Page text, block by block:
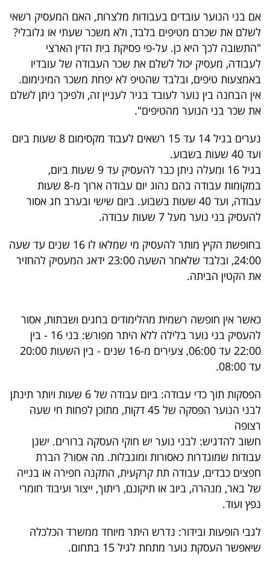
פרסמו
באייס
עקבו
אחרינו:
אם בני הנוער עובדים בעבודות מלצרות, האם המעסיק רשאי
לשלם את שכרם מטיפים בלבד, ולא משכר שעתי או גלובלי?
"התשובה לכך היא כן. על-פי פסיקת בית הדין הארצי
לעבודה, מעסיק יכול לשלם את שכר העבודה של עובדיו
באמצעות טיפים, ובלבד שהטיפ לא יפחת משכר המינימום.
אין הבחנה בין נוער לעובד בגיר לעניין זה, ולפיכך ניתן לשלם
את שכר בני הנוער מהטיפים".
נערים בגיל 14 עד 15 רשאים לעבוד מקסימום 8 שעות ביום
ועד 40 שעות בשבוע.
בגיל 16 ומעלה ניתן כבר להעסיק עד 9 שעות ביום,
במקומות עבודה בהם נהוג יום עבודה ארוך מ-8 שעות
עבודה, ועד 40 שעות בשבוע. ביום שישי ובערב חג אסור
להעסיק בני נוער מעל 7 שעות עבודה.
בחופשת הקיץ מותר להעסיק מי שמלאו לו 16 שנים עד שעה
24:00, ובלבד שלאחר השעה 23:00 ידאג המעסיק להחזיר
את הקטין הביתה.
כאשר אין חופשה רשמית מהלימודים בחגים ושבתות, אסור
להעסיק בני נוער בלילה ללא היתר מפורש: בני 16 - בין
22:00 עד 06:00, צעירים מ-16 שנים - בין השעות 20:00
עד 08:00.
הפסקות תוך כדי עבודה: ביום עבודה של 6 שעות ויותר תינתן
לבני הנוער הפסקה של 45 דקות, מתוכן לפחות חי שעה
רצופה
חשוב להדגיש: לבני נוער יש חוקי העסקה ברורים. ישנן
עבודות שמוגדרות כאסורות ומוגבלות. מה אסור? הברת
חפצים כבדים, עבודה תת קרקעית, התקנה חפירה או בנייה
של באר, מנהרה, ביוב או תיקונם, ריתוך, ייצור ועיבוד חומרי
נפץ ועוד.
לגבי הופעות ובידור: נדרש היתר מיוחד ממשרד הכלכלה
שיאפשר העסקת נוער מתחת לגיל 15 בתחום.